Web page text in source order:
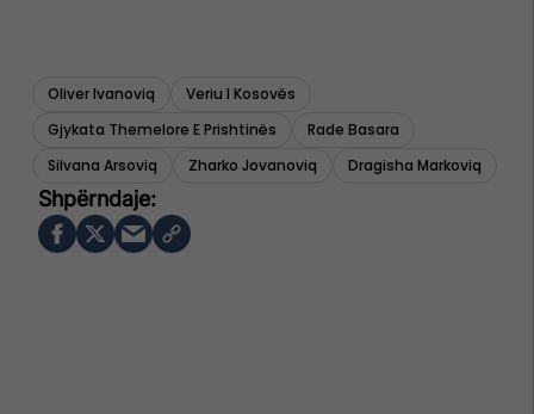
Oliver Ivanoviq
Veriu I Kosovës
Gjykata Themelore E Prishtinës
Rade Basara
Silvana Arsoviq
Zharko Jovanoviq Dragisha Markoviq